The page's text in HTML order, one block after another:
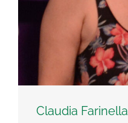
Claudia Farinella